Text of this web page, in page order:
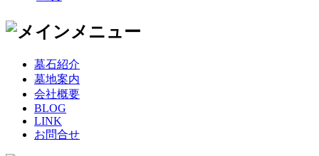
墓石紹介
墓地案内
会社概要
BLOG
LINK
お問合せ